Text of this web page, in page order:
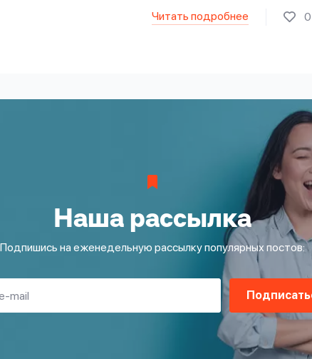
Читать подробнее 0
Наша рассылка
Подпишись на еженедельную рассылку популярных постов: